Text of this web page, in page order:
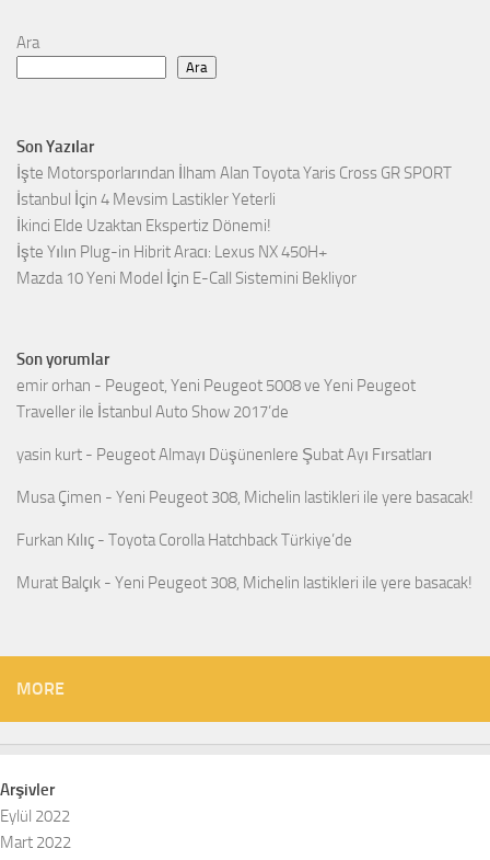
Ara
Ara
Son Yazılar
İşte Motorsporlarından İlham Alan Toyota Yaris Cross GR SPORT
İstanbul İçin 4 Mevsim Lastikler Yeterli
İkinci Elde Uzaktan Ekspertiz Dönemi!
İşte Yılın Plug-in Hibrit Aracı: Lexus NX 450H+
Mazda 10 Yeni Model İçin E-Call Sistemini Bekliyor
Son yorumlar
emir orhan - Peugeot, Yeni Peugeot 5008 ve Yeni Peugeot
Traveller ile İstanbul Auto Show 2017’de
yasin kurt - Peugeot Almayı Düşünenlere Şubat Ayı Fırsatları
Musa Çimen - Yeni Peugeot 308, Michelin lastikleri ile yere basacak!
Furkan Kılıç - Toyota Corolla Hatchback Türkiye’de
Murat Balçık - Yeni Peugeot 308, Michelin lastikleri ile yere basacak!
MORE
Arşivler
Eylül 2022
Mart 2022